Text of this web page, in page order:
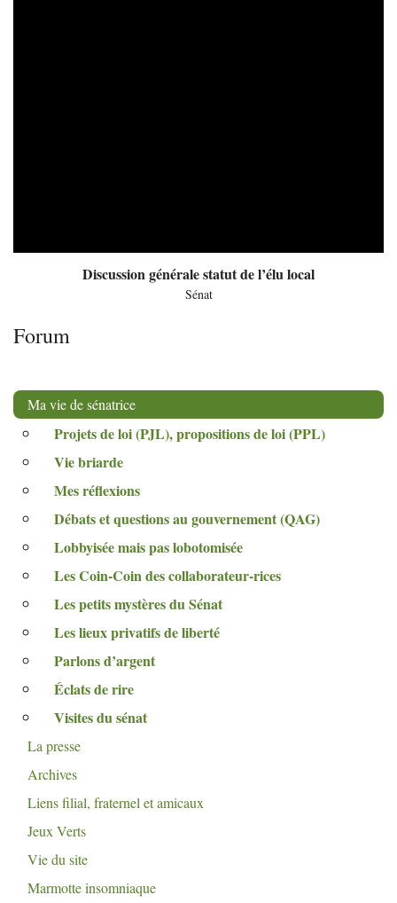
Discussion générale statut de l’élu local
Sénat
Forum
Ma vie de sénatrice
Projets de loi (PJL), propositions de loi (PPL)
Vie briarde
Mes réflexions
Débats et questions au gouvernement (QAG)
Lobbyisée mais pas lobotomisée
Les Coin-Coin des collaborateur-rices
Les petits mystères du Sénat
Les lieux privatifs de liberté
Parlons d’argent
Éclats de rire
Visites du sénat
La presse
Archives
Liens filial, fraternel et amicaux
Jeux Verts
Vie du site
Marmotte insomniaque